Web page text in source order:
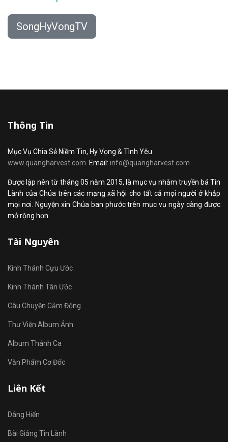
SongHyVongTV
Thông Tin
Mục Vụ Chia Sẻ Niềm Tin, Hy Vọng & Tình Yêu
www.quangharvest.com Email: info@quangharvest.com
Được lập nên từ tháng 05 năm 2015, là mục vụ nhằm truyền bá Tin
Lành của Chúa trên các mạng xã hội cho tất cả mọi người ở khắp
mọi nơi. Nguyện xin Chúa ban phước trên mục vụ ngày càng được
mở rộng hơn.
Tài Nguyên
Kinh Thánh Cựu Ước
Kinh Thánh Tân Ước
Câu Chuyện Cảm Động
Thư Viện Album Ảnh
Album Thánh Ca
Văn Phẩm Cơ Đốc
Liên Kết
Dâng Hiến
Bài Giảng Tin Lành